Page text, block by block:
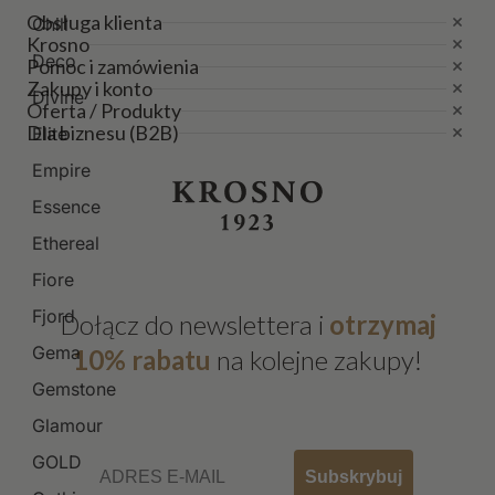
Chill
Deco
Divine
Elite
Empire
Essence
Ethereal
Fiore
Fjord
Gema
Gemstone
Glamour
GOLD
Obsługa klienta
Krosno
Pomoc i zamówienia
Zakupy i konto
Oferta / Produkty
Dla biznesu (B2B)
Dołącz do newslettera i otrzymaj
10% rabatu na kolejne zakupy!
Subskrybuj